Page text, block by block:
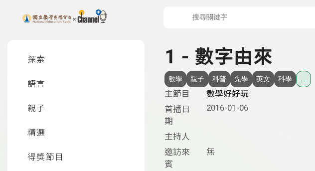
上方功能區塊
探索
語言
親子
精選
得獎節目
1 - 數字由來
數學 親子 科普 先學 英文 科學
主節目
數學好好玩
首播日
期
2016-01-06
主持人
邀訪來
賓
無